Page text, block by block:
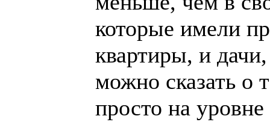
которые имели
квартиры, и
можно сказать о
просто на